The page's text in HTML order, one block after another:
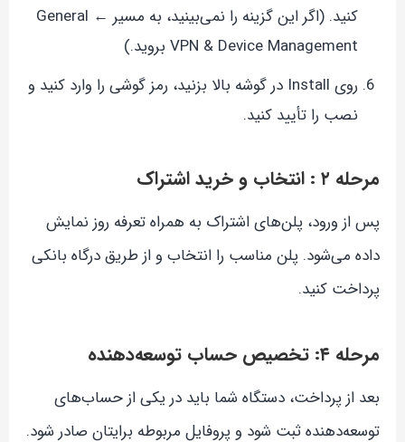
کنید. (اگر این گزینه را نمی‌بینید، به مسیر General ←
VPN & Device Management بروید.)
روی Install در گوشه بالا بزنید، رمز گوشی را وارد کنید و
نصب را تأیید کنید.
مرحله ۲ : انتخاب و خرید اشتراک
پس از ورود، پلن‌های اشتراک به همراه تعرفه روز نمایش
داده می‌شود. پلن مناسب را انتخاب و از طریق درگاه بانکی
پرداخت کنید.
مرحله ۴: تخصیص حساب توسعه‌دهنده
بعد از پرداخت، دستگاه شما باید در یکی از حساب‌های
توسعه‌دهنده ثبت شود و پروفایل مربوطه برایتان صادر شود.